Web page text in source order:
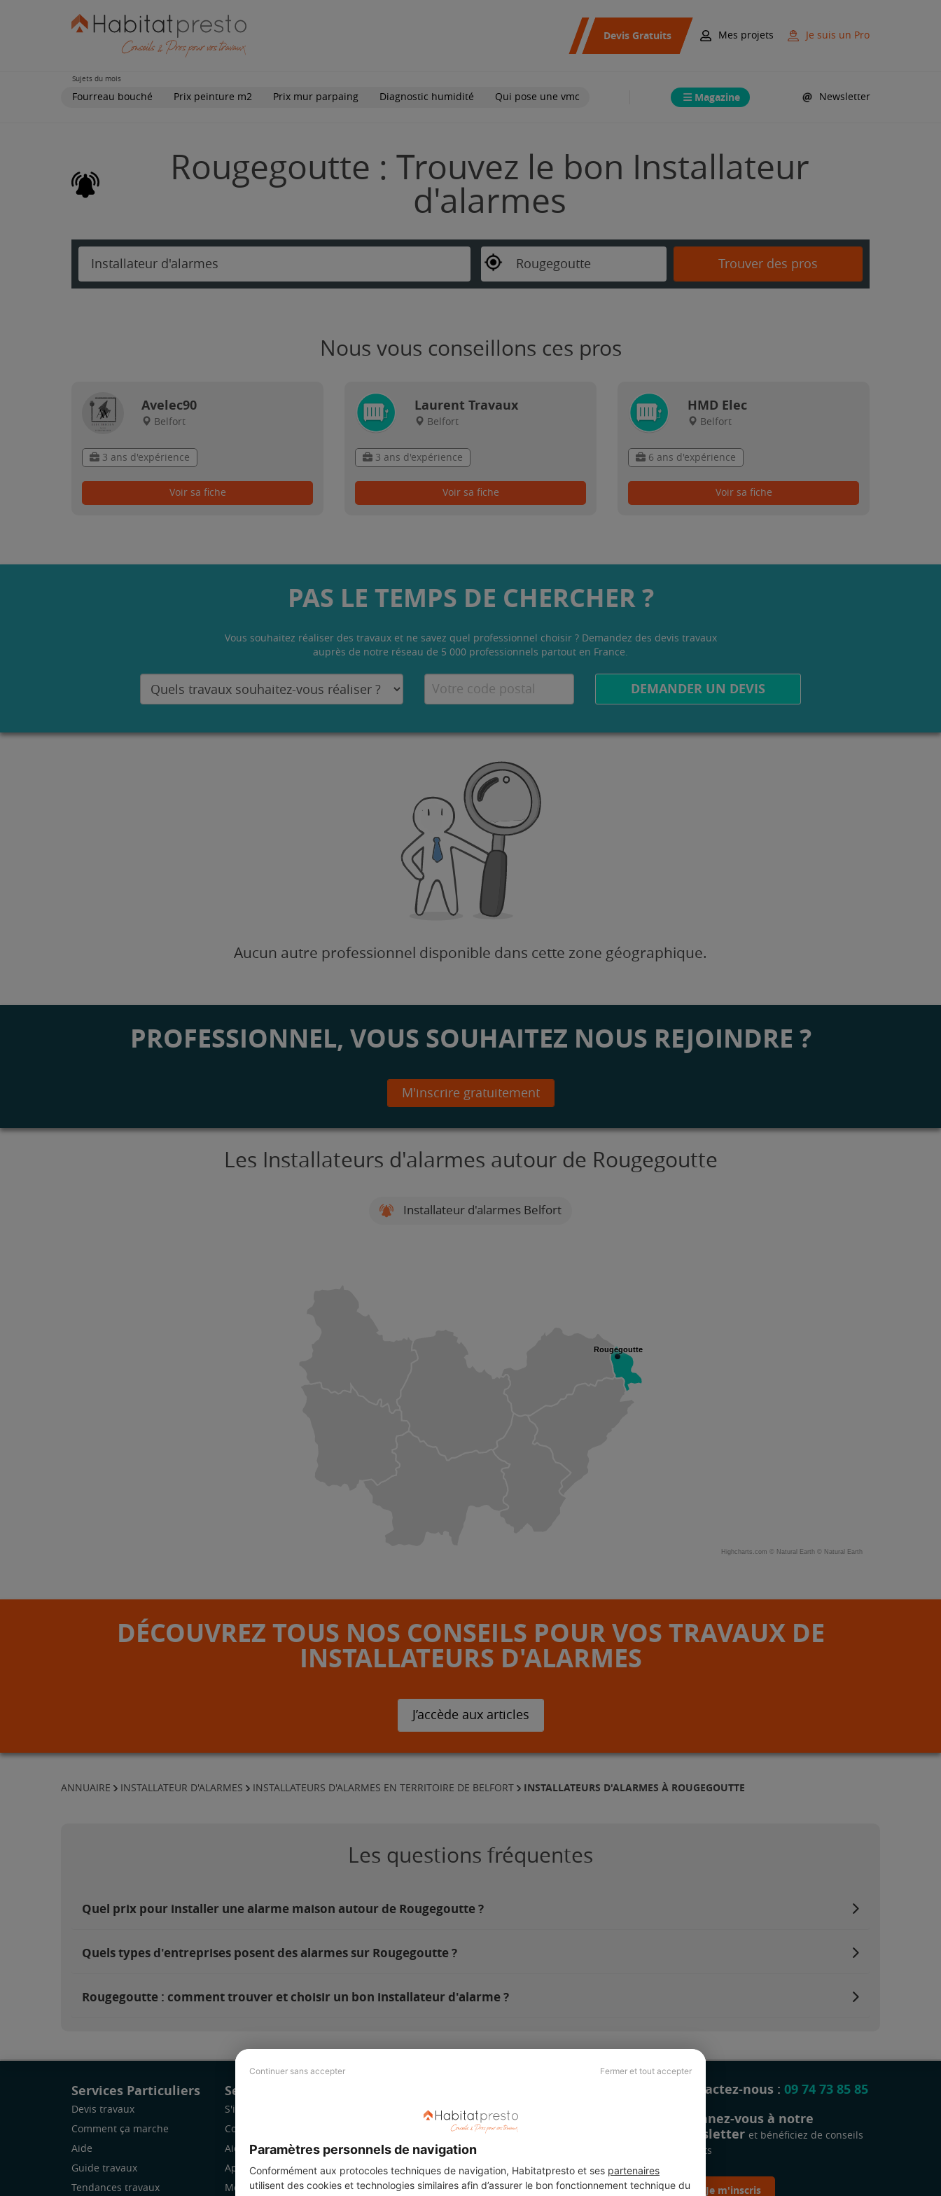
Continuer sans accepter Fermer et tout accepter
Paramètres personnels de navigation
Conformément aux protocoles techniques de navigation, Habitatpresto et ses partenaires
utilisent des cookies et technologies similaires afin d’assurer le bon fonctionnement technique du
Devis Gratuits Mes projets Je suis un Pro
Sujets du mois
Fourreau bouché Prix peinture m2 Prix mur parpaing Diagnostic humidité Qui pose une vmc Magazine Newsletter
Rougegoutte : Trouvez le bon Installateur
d'alarmes
Installateur d'alarmes Rougegoutte Trouver des pros
Nous vous conseillons ces pros
Avelec90
Belfort
3 ans d'expérience
Voir sa fiche
Laurent Travaux
Belfort
3 ans d'expérience
Voir sa fiche
HMD Elec
Belfort
6 ans d'expérience
Voir sa fiche
PAS LE TEMPS DE CHERCHER ?
Vous souhaitez réaliser des travaux et ne savez quel professionnel choisir ? Demandez des devis travaux
auprès de notre réseau de 5 000 professionnels partout en France.
DEMANDER UN DEVIS
Aucun autre professionnel disponible dans cette zone géographique.
PROFESSIONNEL, VOUS SOUHAITEZ NOUS REJOINDRE ?
M'inscrire gratuitement
Les Installateurs d'alarmes autour de Rougegoutte
Installateur d'alarmes Belfort
Rougegoutte
Highcharts.com © Natural Earth © Natural Earth
DÉCOUVREZ TOUS NOS CONSEILS POUR VOS TRAVAUX DE
INSTALLATEURS D'ALARMES
J’accède aux articles
ANNUAIRE INSTALLATEUR D'ALARMES INSTALLATEURS D'ALARMES EN TERRITOIRE DE BELFORT INSTALLATEURS D'ALARMES À ROUGEGOUTTE
Les questions fréquentes
Quel prix pour installer une alarme maison autour de Rougegoutte ?
Quels types d'entreprises posent des alarmes sur Rougegoutte ?
Rougegoutte : comment trouver et choisir un bon installateur d'alarme ?
Services Particuliers
Devis travaux
Comment ça marche
Aide
Guide travaux
Tendances travaux
Services Pro
S'inscrire
Comment ça marche
Aide
Application Mobile
Mon espace
Revue de presse
Légal
Charte cookies
Contactez-nous : 09 74 73 85 85
Abonnez-vous à notre
newsletter et bénéficiez de conseils
gratuits
Je m'inscris